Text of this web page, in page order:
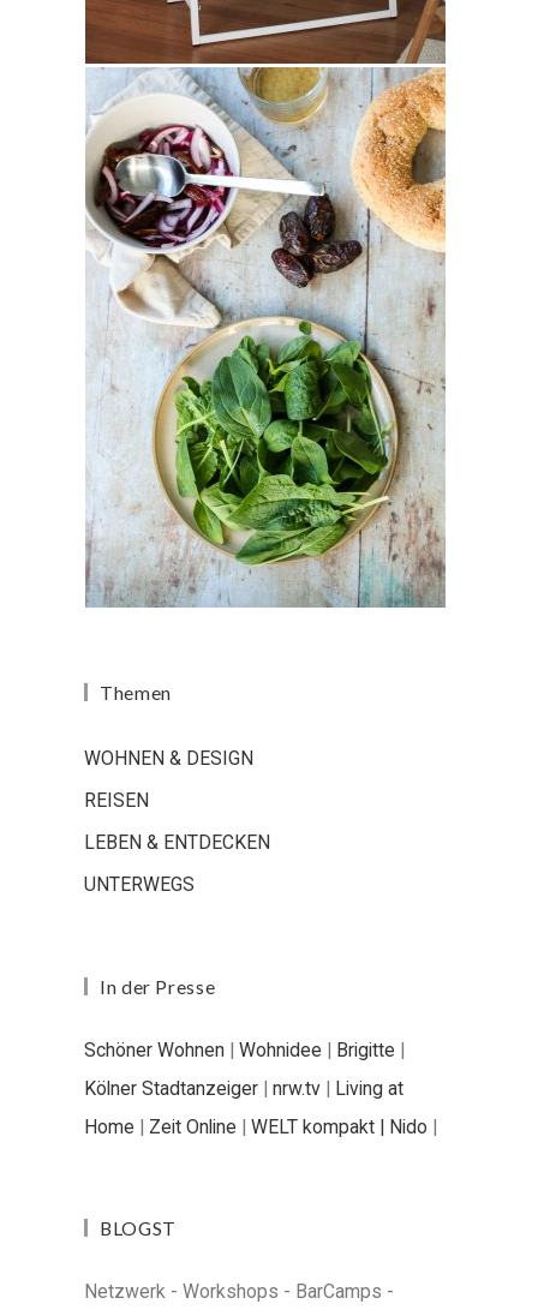
Themen
WOHNEN & DESIGN
REISEN
LEBEN & ENTDECKEN
UNTERWEGS
In der Presse
Schöner Wohnen | Wohnidee | Brigitte |
Kölner Stadtanzeiger | nrw.tv | Living at
Home | Zeit Online | WELT kompakt | Nido |
BLOGST
Netzwerk - Workshops - BarCamps -